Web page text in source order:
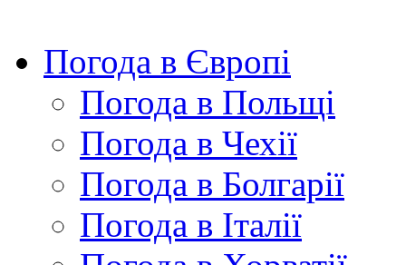
Погода в Європі
Погода в Польщі
Погода в Чехії
Погода в Болгарії
Погода в Італії